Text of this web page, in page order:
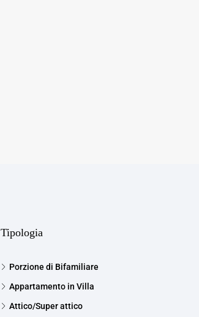
Tipologia
Porzione di Bifamiliare
Appartamento in Villa
Attico/Super attico